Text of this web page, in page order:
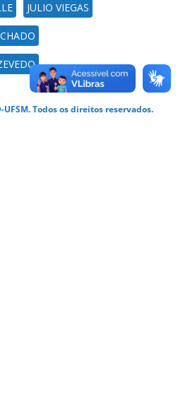
JULIO VIEGAS
Todos os direitos reservados.